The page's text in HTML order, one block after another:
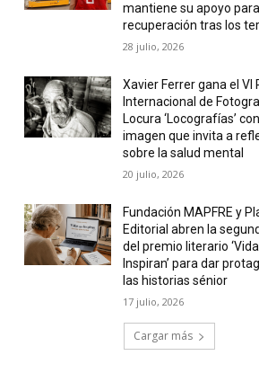
mantiene su apoyo
recuperación tras los
28 julio, 2026
Xavier Ferrer gana el VI
Internacional de
Locura ‘Locografías’
imagen que invita a
sobre la salud mental
20 julio, 2026
Fundación MAPFRE y
Editorial abren la
del premio literario
Inspiran’ para dar
las historias sénior
17 julio, 2026
Cargar más